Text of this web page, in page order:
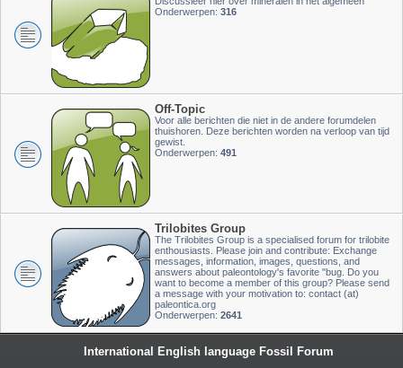
Onderwerpen: 316
Off-Topic
Voor alle berichten die niet in de andere forumdelen
thuishoren. Deze berichten worden na verloop van tijd
gewist.
Onderwerpen: 491
Trilobites Group
The Trilobites Group is a specialised forum for trilobite
enthousiasts. Please join and contribute: Exchange
messages, information, images, questions, and
answers about paleontology's favorite "bug. Do you
want to become a member of this group? Please send
a message with your motivation to: contact (at)
paleontica.org
Onderwerpen: 2641
International English language Fossil Forum